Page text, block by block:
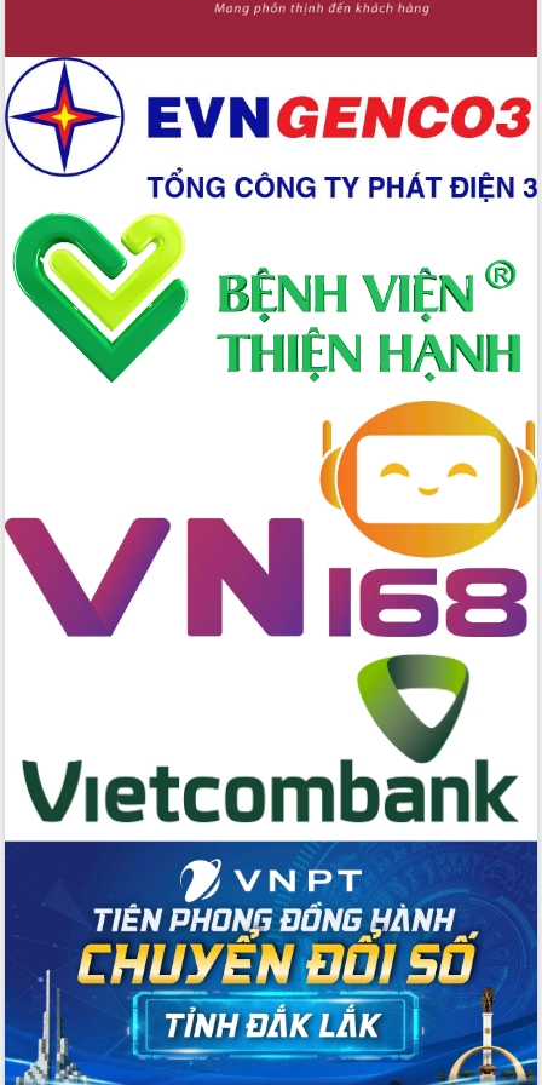
Chuyển đổi số 'mở đường' cho nông
Triển khai đồng bộ đo đạc, lập hồ sơ
địa chính, hoàn thiện cơ sở dữ liệu đất
đai
Ứng dụng sinh trắc học - Bước tiến
trong hành trình chuyển đổi số tại Đắk
Đắk Lắk nâng cao hiệu quả công tác
Đảng từ Sổ tay đảng viên điện tử
Đắk Lắk đẩy mạnh nuôi biển công
nghệ, hướng tới phát triển thủy sản
bền vững
Tập huấn nâng cao năng lực triển khai
chuyển đổi số cho cán bộ, công chức
tâm đạt được mục tiêu tăng trưởng
hai con số trong năm 2026
Tổ chức trang trọng Lễ hội Đền thờ
Lương Văn Chánh năm 2026
Phó Bí thư Tỉnh ủy Đắk Lắk Đỗ Hữu
Chuyển đổi số thư viện: Mở rộng
không gian tri thức trong thời đại số
Đánh giá, rút kinh nghiệm công tác tổ
chức diễn tập trước ngày bầu cử
Chương trình “Gặp gỡ hữu nghị –
Friendship Meeting New Year 2026”
Bầu cử Quốc hội và HĐND: Cử tri Đắk
Lắk gửi gắm niềm tin, kỳ vọng vào lá
phiếu
Đắk Lắk sẵn sàng các điều kiện cho
Ngày hội bầu cử đại biểu Quốc hội
khóa XVI và HĐND các cấp nhiệm kỳ